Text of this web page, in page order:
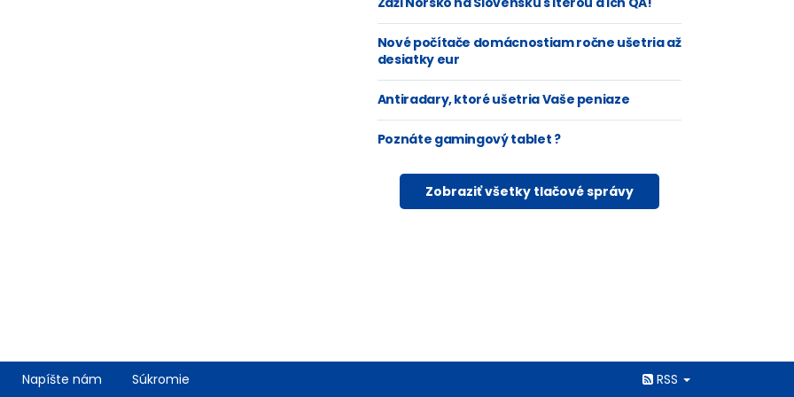
Nové počítače domácnostiam ročne ušetria až
desiatky eur
Antiradary, ktoré ušetria Vaše peniaze
Poznáte gamingový tablet ?
Zobraziť všetky tlačové správy
Napíšte nám Súkromie RSS